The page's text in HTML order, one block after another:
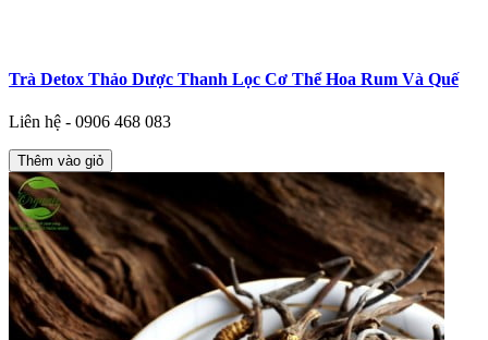
Trà Detox Thảo Dược Thanh Lọc Cơ Thể Hoa Rum Và Quế
Liên hệ - 0906 468 083
Thêm vào giỏ